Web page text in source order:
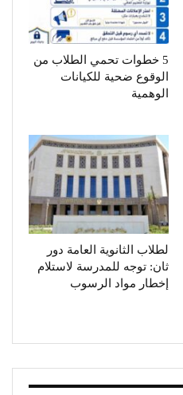
5 خطوات تحمي الطلاب من
الوقوع ضحية للكيانات
الوهمية
لطلاب الثانوية العامة دور
ثان: توجه للمدرسة لاستلام
إخطار مواد الرسوب